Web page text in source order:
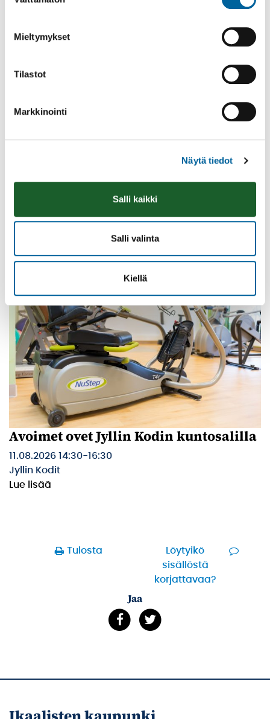
Mieltymykset
Tilastot
Markkinointi
Näytä tiedot
Salli kaikki
Salli valinta
Kiellä
Olkkarilla
Olkkari
Avoimet ovet Jyllin Kodin kuntosalilla
11.08.2026 14:30-16:30
Jyllin Kodit
Lue lisää
Tulosta
Löytyikö
sisällöstä
korjattavaa?
Jaa